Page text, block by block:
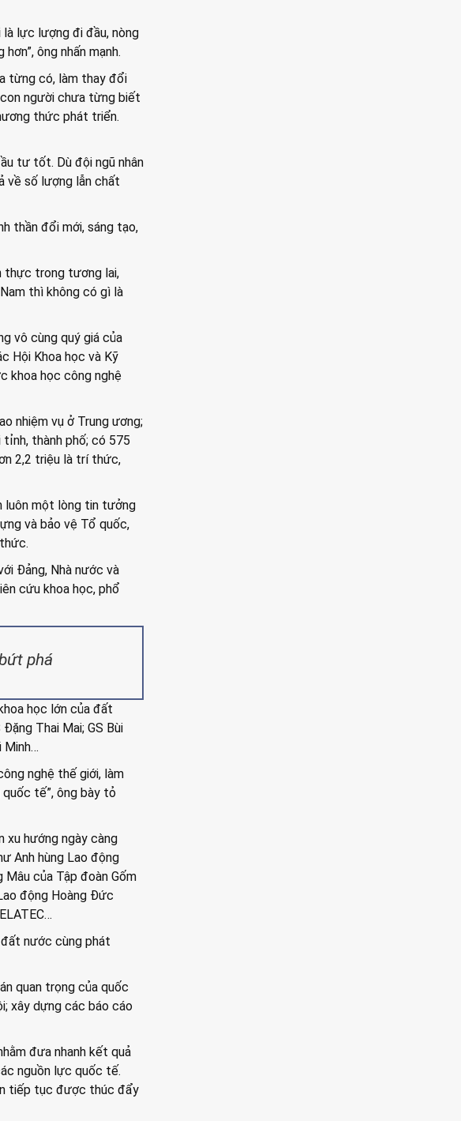
lực lượng đi đầu, nòng
ông nhấn mạnh.
từng có, làm thay đổi
người chưa từng biết
thức phát triển.
tư tốt. Dù đội ngũ nhân
về số lượng lẫn chất
thần đổi mới, sáng tạo,
thực trong tương lai,
thì không có gì là
vô cùng quý giá của
Hội Khoa học và Kỹ
khoa học công nghệ
nhiệm vụ ở Trung ương;
thành phố; có 575
2,2 triệu là trí thức,
luôn một lòng tin tưởng
và bảo vệ Tổ quốc,
Đảng, Nhà nước và
cứu khoa học, phổ
phá
học lớn của đất
Thai Mai; GS Bùi
Minh…
nghệ thế giới, làm
tế”, ông bày tỏ
xu hướng ngày càng
Anh hùng Lao động
Mâu của Tập đoàn Gốm
động Hoàng Đức
đất nước cùng phát
quan trọng của quốc
xây dựng các báo cáo
đưa nhanh kết quả
nguồn lực quốc tế.
tiếp tục được thúc đẩy